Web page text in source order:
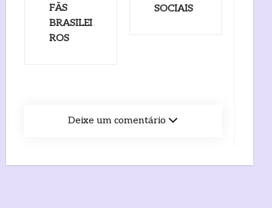
FÃS
BRASILEI
ROS
SOCIAIS
Deixe um comentário